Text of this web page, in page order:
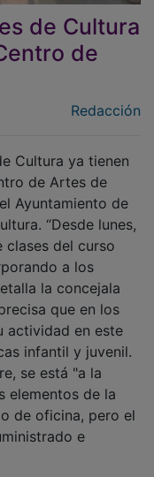
de Cultura
de
de Artes de
Ayuntamiento de
“Desde lunes,
del curso
a los
la concejala
que en los
actividad en este
infantil y juvenil.
se está "a la
de la
de oficina, pero el
e